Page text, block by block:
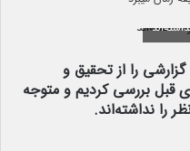
را از تحقیق و
بررسی کردیم و متوجه
را نداشته‌اند.